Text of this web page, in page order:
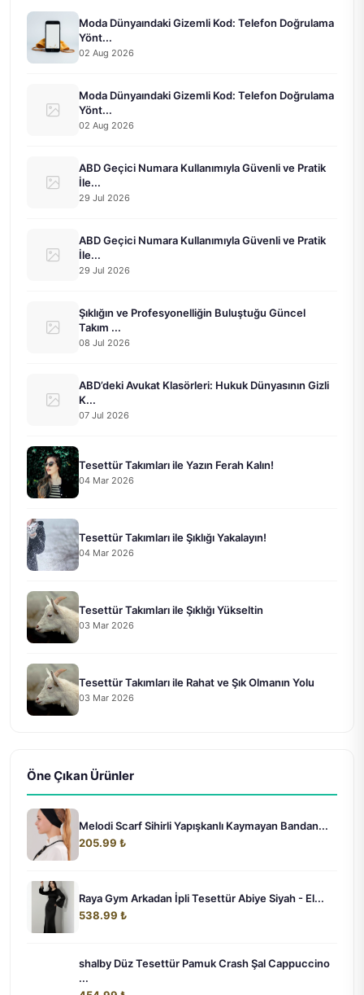
Moda Dünyaındaki Gizemli Kod: Telefon Doğrulama
Yönt...
02 Aug 2026
Moda Dünyaındaki Gizemli Kod: Telefon Doğrulama
Yönt...
02 Aug 2026
ABD Geçici Numara Kullanımıyla Güvenli ve Pratik
İle...
29 Jul 2026
ABD Geçici Numara Kullanımıyla Güvenli ve Pratik
İle...
29 Jul 2026
Şıklığın ve Profesyonelliğin Buluştuğu Güncel
Takım ...
08 Jul 2026
ABD’deki Avukat Klasörleri: Hukuk Dünyasının Gizli
K...
07 Jul 2026
Tesettür Takımları ile Yazın Ferah Kalın!
04 Mar 2026
Tesettür Takımları ile Şıklığı Yakalayın!
04 Mar 2026
Tesettür Takımları ile Şıklığı Yükseltin
03 Mar 2026
Tesettür Takımları ile Rahat ve Şık Olmanın Yolu
03 Mar 2026
Öne Çıkan Ürünler
Melodi Scarf Sihirli Yapışkanlı Kaymayan Bandan...
205.99 ₺
Raya Gym Arkadan İpli Tesettür Abiye Siyah - El...
538.99 ₺
shalby Düz Tesettür Pamuk Crash Şal Cappuccino
...